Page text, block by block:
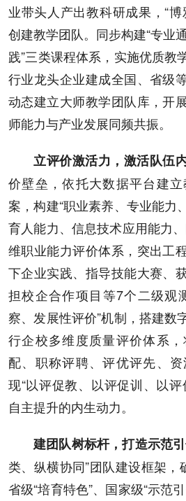
业带头人产出教科研成果，“
创建教学团队。同步构建“专业
践”三类课程体系，实施优质教
行业龙头企业建成全国、省级
动态建立大师教学团队库，开
师能力与产业发展同频共振。
立评价激活力，激活队伍
价壁垒，依托大数据平台建
案，构建“职业素养、专业能力
育人能力、信息技术应用能力
维职业能力评价体系，突出工
下企业实践、指导技能大赛、
担校企合作项目等7个二级观
察、发展性评价”机制，搭建数
行企校多维度质量评价体系
配、职称评聘、评优评先、
现“以评促教、以评促训、以
自主提升的内生动力。
建团队树标杆，打造示范
类、纵横协同”团队建设框架，
省级“培育特色”、国家级“示范